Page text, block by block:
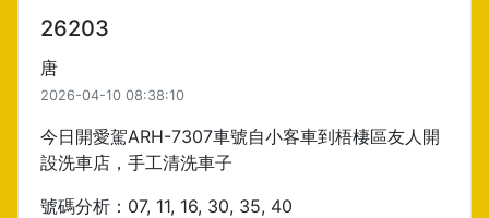
26203
唐
2026-04-10 08:38:10
今日開愛駕ARH-7307車號自小客車到梧棲區友人開
設洗車店，手工清洗車子
號碼分析：07, 11, 16, 30, 35, 40